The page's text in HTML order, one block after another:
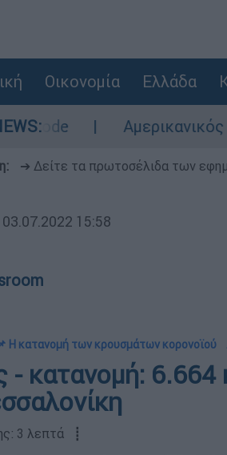
Οικονομία Ελλάδα
Αμερικανικός συναγερμός
➔ Δείτε τα πρωτοσέλιδα των
03.07.2022 15:58
Η κατανομή των κρουσμάτων κορονοϊού
- κατανομή: 6.664
3 λεπτά ┋